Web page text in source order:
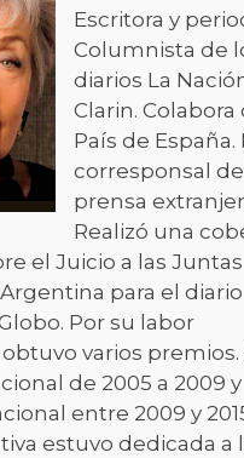
Escritora y
Columnista de
diarios La
Clarin. Colabora
País de España.
corresponsal
prensa
Realizó una
el Juicio a las Juntas
para el diario
Por su labor
varios premios.
de 2005 a 2009 y
entre 2009 y
estuvo dedicada a